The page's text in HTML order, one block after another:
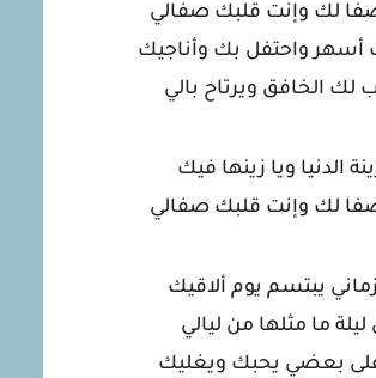
لك وإنت قلبك صفالي
أسهر واحتفل بك وأناجيك
لك الخافق ويرتاح بالي
الدنيا ويا زينها فيك
لك وإنت قلبك صفالي
يبتسم يوم ألاقيك
ما مثلها من ليالي
بعضي يحبك ويغليك